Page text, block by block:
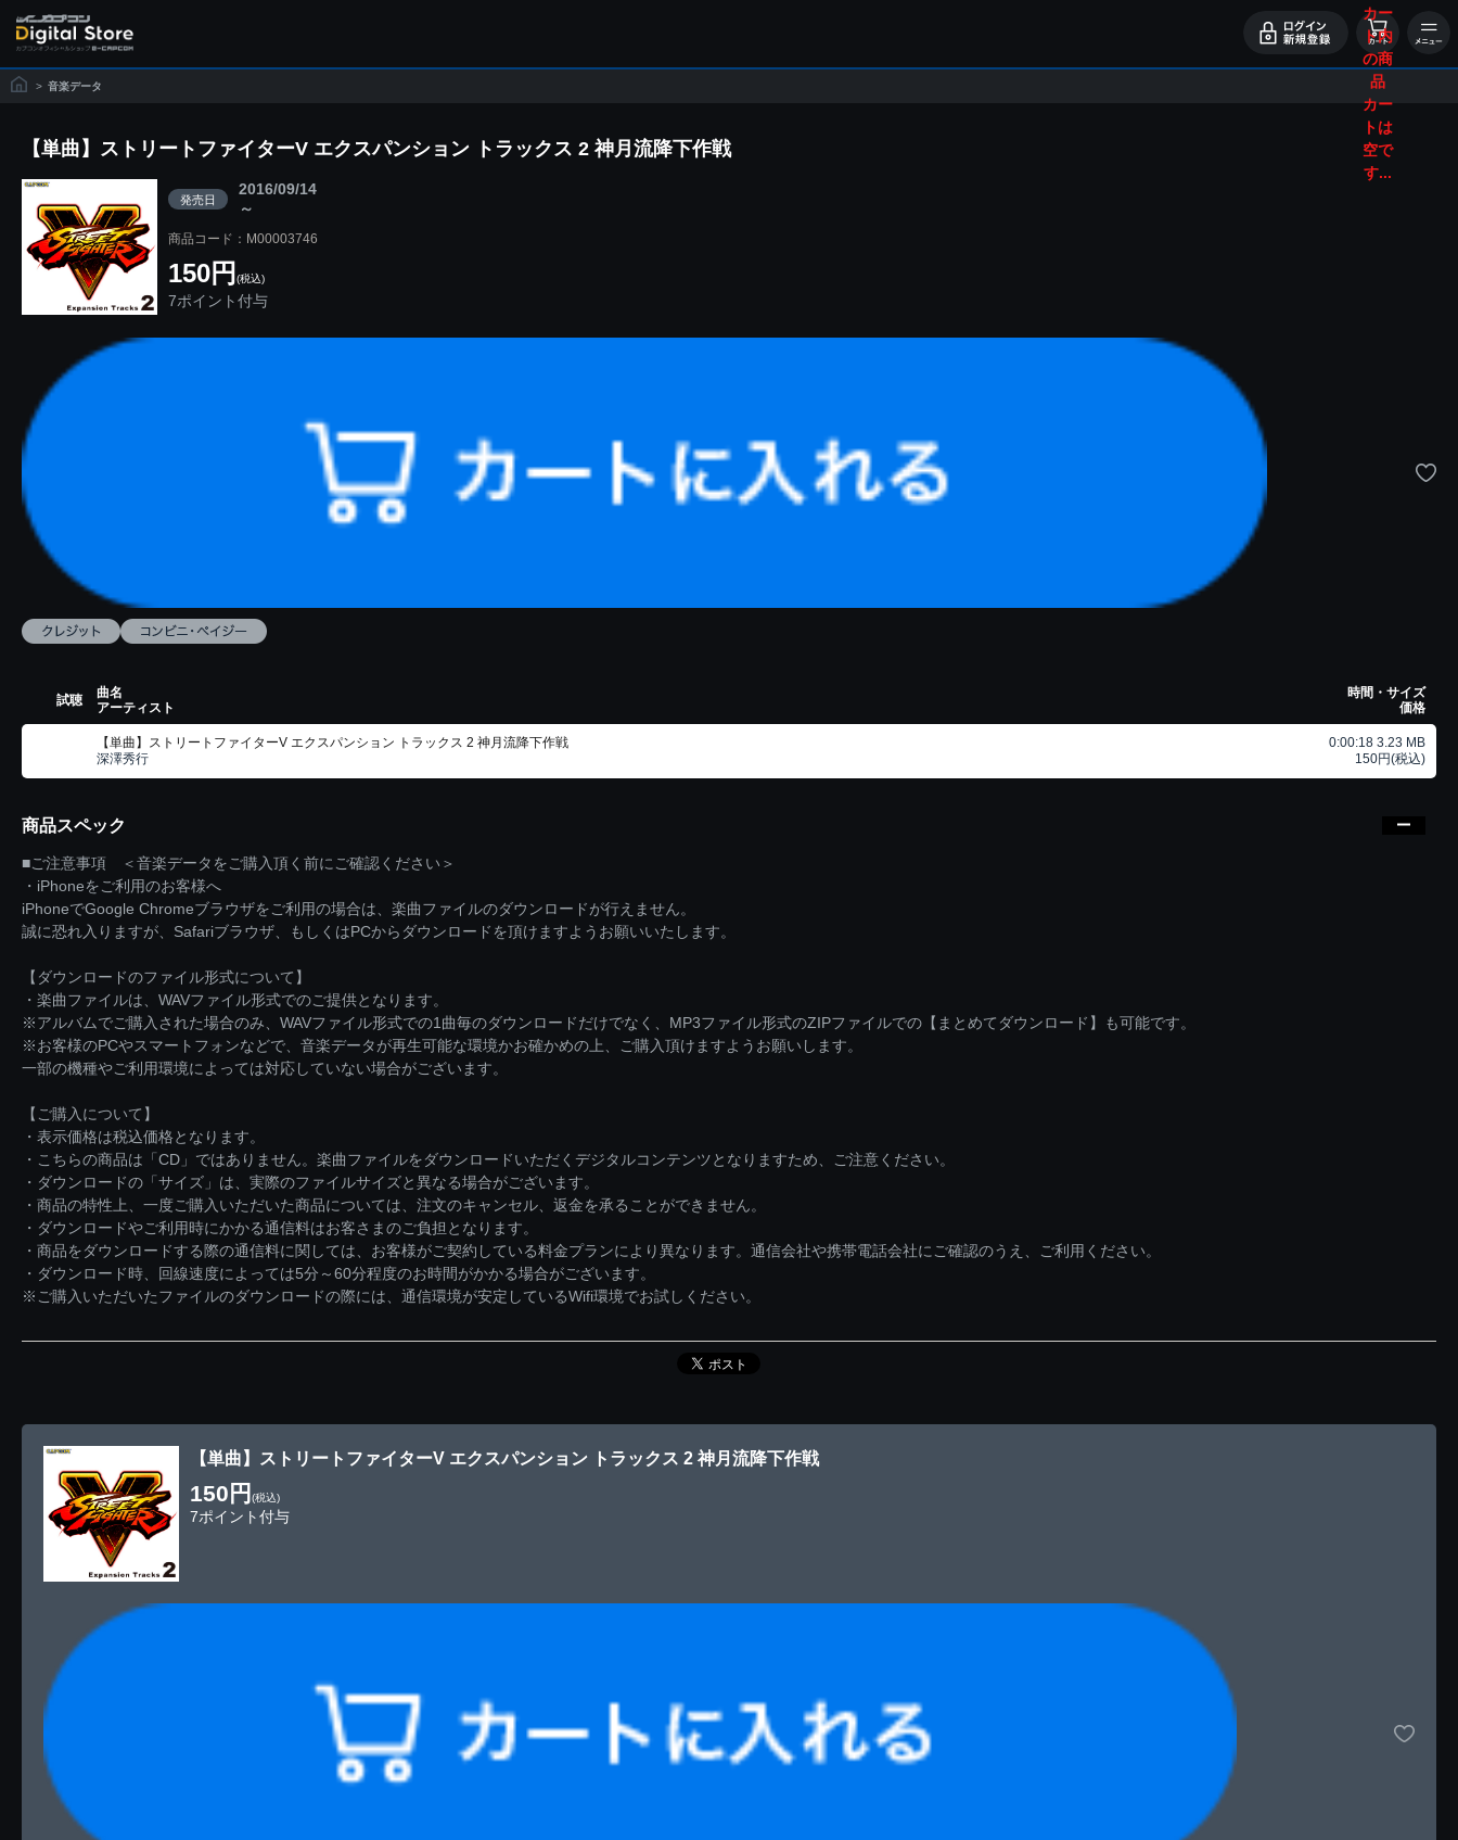
カー
ト内
の商
品
カー
トは
空で
す...
> 音楽データ
【単曲】ストリートファイターV エクスパンション トラックス 2 神月流降下作戦
発売日
2016/09/14
～
商品コード：M00003746
150円 (税込)
7ポイント付与
試聴
曲名
アーティスト
時間・サイズ
価格
【単曲】ストリートファイターV エクスパンション トラックス 2 神月流降下作戦
深澤秀行
0:00:18 3.23 MB
150円(税込)
商品スペック
■ご注意事項 ＜音楽データをご購入頂く前にご確認ください＞
・iPhoneをご利用のお客様へ
iPhoneでGoogle Chromeブラウザをご利用の場合は、楽曲ファイルのダウンロードが行えません。
誠に恐れ入りますが、Safariブラウザ、もしくはPCからダウンロードを頂けますようお願いいたします。
【ダウンロードのファイル形式について】
・楽曲ファイルは、WAVファイル形式でのご提供となります。
※アルバムでご購入された場合のみ、WAVファイル形式での1曲毎のダウンロードだけでなく、MP3ファイル形式のZIPファイルでの【まとめてダウンロード】も可能です。
※お客様のPCやスマートフォンなどで、音楽データが再生可能な環境かお確かめの上、ご購入頂けますようお願いします。
一部の機種やご利用環境によっては対応していない場合がございます。
【ご購入について】
・表示価格は税込価格となります。
・こちらの商品は「CD」ではありません。楽曲ファイルをダウンロードいただくデジタルコンテンツとなりますため、ご注意ください。
・ダウンロードの「サイズ」は、実際のファイルサイズと異なる場合がございます。
・商品の特性上、一度ご購入いただいた商品については、注文のキャンセル、返金を承ることができません。
・ダウンロードやご利用時にかかる通信料はお客さまのご負担となります。
・商品をダウンロードする際の通信料に関しては、お客様がご契約している料金プランにより異なります。通信会社や携帯電話会社にご確認のうえ、ご利用ください。
・ダウンロード時、回線速度によっては5分～60分程度のお時間がかかる場合がございます。
※ご購入いただいたファイルのダウンロードの際には、通信環境が安定しているWifi環境でお試しください。
【単曲】ストリートファイターV エクスパンション トラックス 2 神月流降下作戦
150円 (税込)
7ポイント付与